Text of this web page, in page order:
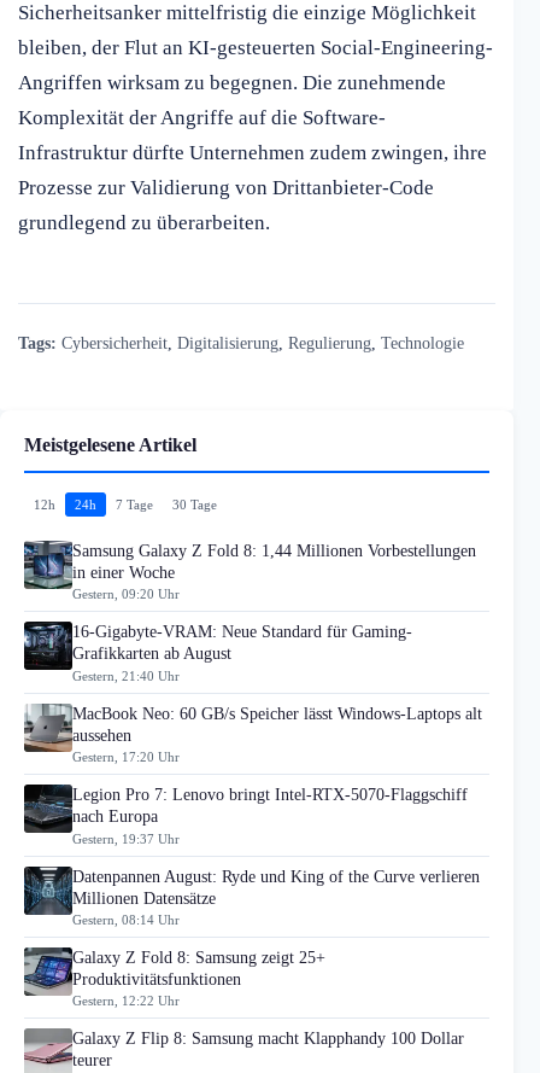
Sicherheitsanker mittelfristig die einzige Möglichkeit
bleiben, der Flut an KI-gesteuerten Social-Engineering-
Angriffen wirksam zu begegnen. Die zunehmende
Komplexität der Angriffe auf die Software-
Infrastruktur dürfte Unternehmen zudem zwingen, ihre
Prozesse zur Validierung von Drittanbieter-Code
grundlegend zu überarbeiten.
Tags: Cybersicherheit Digitalisierung Regulierung Technologie
Meistgelesene Artikel
12h 24h 7 Tage 30 Tage
Samsung Galaxy Z Fold 8: 1,44 Millionen Vorbestellungen
in einer Woche
Gestern, 09:20 Uhr
16-Gigabyte-VRAM: Neue Standard für Gaming-
Grafikkarten ab August
Gestern, 21:40 Uhr
MacBook Neo: 60 GB/s Speicher lässt Windows-Laptops alt
aussehen
Gestern, 17:20 Uhr
Legion Pro 7: Lenovo bringt Intel-RTX-5070-Flaggschiff
nach Europa
Gestern, 19:37 Uhr
Datenpannen August: Ryde und King of the Curve verlieren
Millionen Datensätze
Gestern, 08:14 Uhr
Galaxy Z Fold 8: Samsung zeigt 25+
Produktivitätsfunktionen
Gestern, 12:22 Uhr
Galaxy Z Flip 8: Samsung macht Klapphandy 100 Dollar
teurer